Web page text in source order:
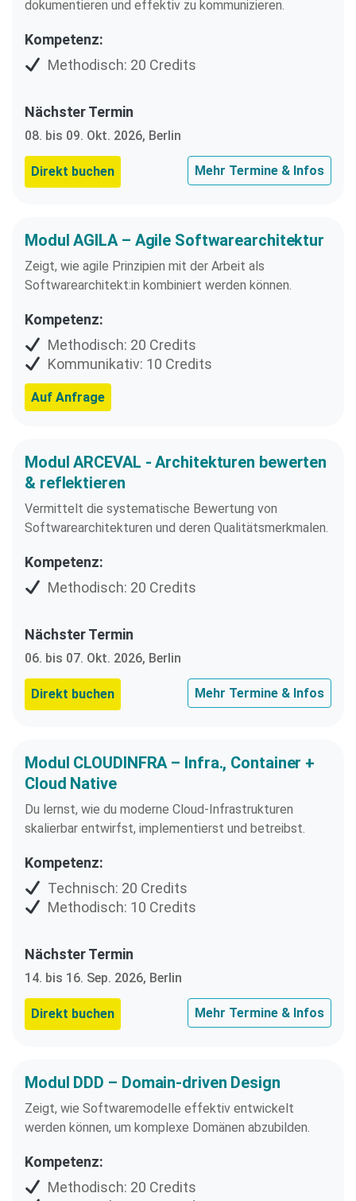
dokumentieren und effektiv zu kommunizieren.
Kompetenz:
Methodisch: 20 Credits
Nächster Termin
08. bis 09. Okt. 2026, Berlin
Direkt buchen Mehr Termine & Infos
Modul AGILA – Agile Softwarearchitektur
Zeigt, wie agile Prinzipien mit der Arbeit als
Softwarearchitekt:in kombiniert werden können.
Kompetenz:
Methodisch: 20 Credits
Kommunikativ: 10 Credits
Auf Anfrage
Modul ARCEVAL - Architekturen bewerten
& reflektieren
Vermittelt die systematische Bewertung von
Softwarearchitekturen und deren Qualitätsmerkmalen.
Kompetenz:
Methodisch: 20 Credits
Nächster Termin
06. bis 07. Okt. 2026, Berlin
Direkt buchen Mehr Termine & Infos
Modul CLOUDINFRA – Infra., Container +
Cloud Native
Du lernst, wie du moderne Cloud-Infrastrukturen
skalierbar entwirfst, implementierst und betreibst.
Kompetenz:
Technisch: 20 Credits
Methodisch: 10 Credits
Nächster Termin
14. bis 16. Sep. 2026, Berlin
Direkt buchen Mehr Termine & Infos
Modul DDD – Domain-driven Design
Zeigt, wie Softwaremodelle effektiv entwickelt
werden können, um komplexe Domänen abzubilden.
Kompetenz:
Methodisch: 20 Credits